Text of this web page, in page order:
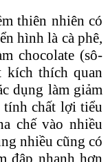
thiên nhiên có
hình là cà phê,
chocolate (sô-
kích thích quan
dụng làm giảm
tính chất lợi tiểu
chế vào nhiều
nhiều cũng có
đập nhanh hơn